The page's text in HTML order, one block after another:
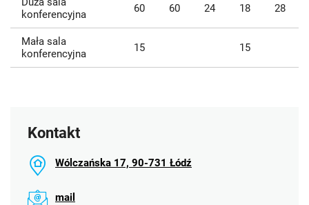
konferencyjna
60 60 24 18 28
Mała sala
konferencyjna
15 15
Kontakt
Wólczańska 17, 90-731 Łódź
mail